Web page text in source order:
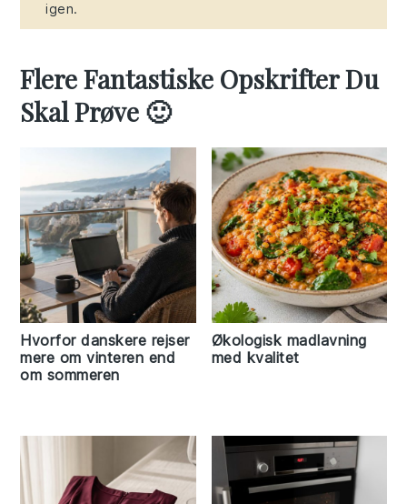
igen.
Flere Fantastiske Opskrifter Du
Skal Prøve 🙂
Hvorfor danskere rejser
mere om vinteren end
om sommeren
Økologisk madlavning
med kvalitet